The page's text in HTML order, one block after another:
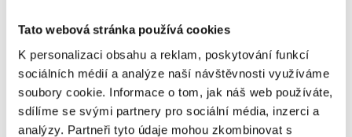
Tato webová stránka používá cookies
K personalizaci obsahu a reklam, poskytování funkcí
sociálních médií a analýze naší návštěvnosti využíváme
soubory cookie. Informace o tom, jak náš web používáte,
sdílíme se svými partnery pro sociální média, inzerci a
analýzy. Partneři tyto údaje mohou zkombinovat s